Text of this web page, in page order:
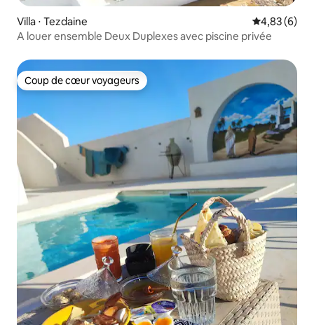
Villa ⋅ Tezdaine Évaluation
4,83 (6)
A louer ensemble Deux Duplexes avec piscine privée
Coup de cœur voyageurs
Coup de cœur voyageurs